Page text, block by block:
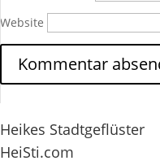
Website
Heikes Stadtgeflüster
HeiSti.com